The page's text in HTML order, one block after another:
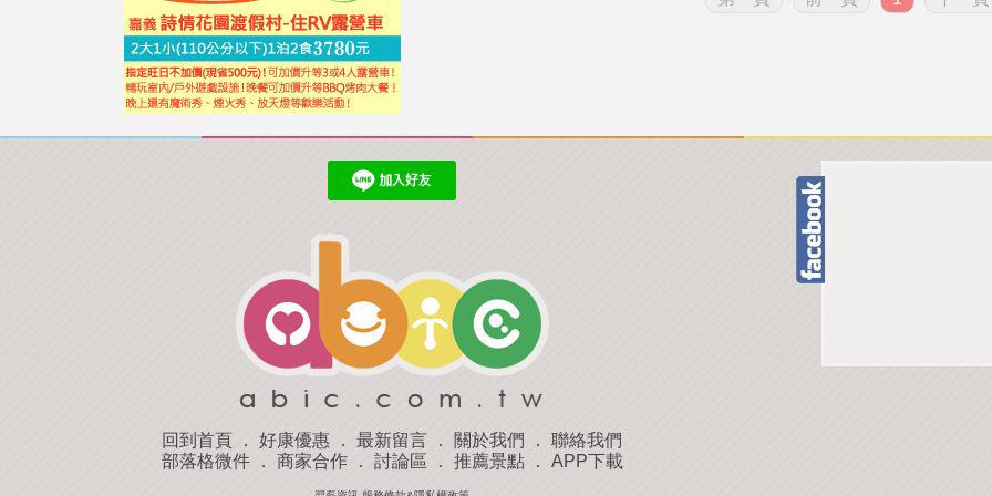
回到首頁 ． 好康優惠 ． 最新留言 ． 關於我們 ． 聯絡我們
部落格微件． 商家合作． 討論區 ． 推薦景點． APP下載